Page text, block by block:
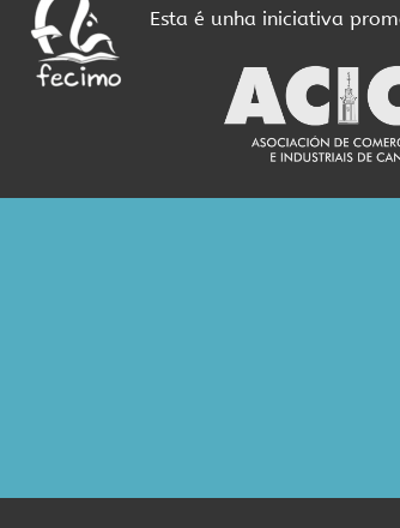
Esta é unha iniciativa